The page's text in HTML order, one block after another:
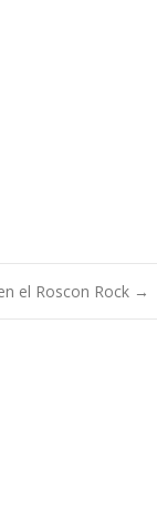
el Roscon Rock →